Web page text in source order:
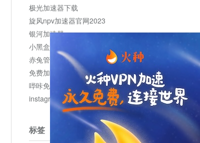
极光加速器下载
旋风npv加速器官网2023
银河加速器
小黑盒加速器加速
赤兔管理平台
免费加速器
哔咔免费加速服务器
instagram网页版登录入口
标签